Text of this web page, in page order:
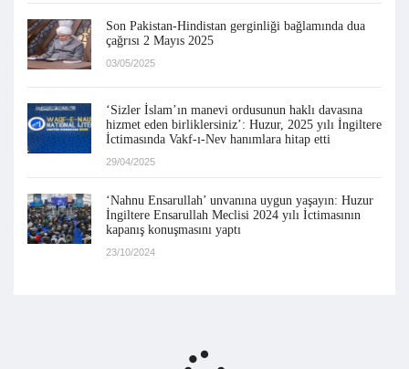
Son Pakistan-Hindistan gerginliği bağlamında dua
çağrısı 2 Mayıs 2025
03/05/2025
‘Sizler İslam’ın manevi ordusunun haklı davasına
hizmet eden birliklersiniz’: Huzur, 2025 yılı İngiltere
İctimasında Vakf-ı-Nev hanımlara hitap etti
29/04/2025
‘Nahnu Ensarullah’ unvanına uygun yaşayın: Huzur
İngiltere Ensarullah Meclisi 2024 yılı İctimasının
kapanış konuşmasını yaptı
23/10/2024